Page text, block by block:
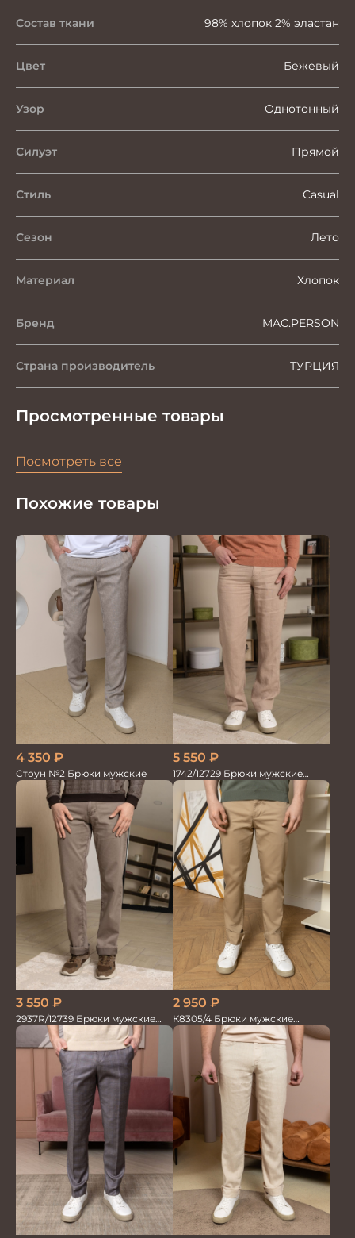
Состав ткани 98% хлопок 2% эластан
Цвет Бежевый
Узор Однотонный
Силуэт Прямой
Стиль Casual
Сезон Лето
Материал Хлопок
Бренд MAC.PERSON
Страна производитель ТУРЦИЯ
Просмотренные товары
Посмотреть все
Похожие товары
4 350 ₽
Стоун №2 Брюки мужские
5 550 ₽
1742/12729 Брюки мужские
100%лён беж
3 550 ₽
2937R/12739 Брюки мужские
беж
2 950 ₽
К8305/4 Брюки мужские
бежевые